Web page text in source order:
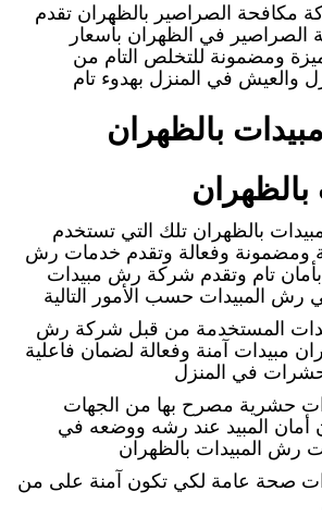
مكافحة الصراصير بالظهران تقدم
في الظهران بأسعار
ومضمونة للتخلص التام من
والعيش في المنزل بهدوء تام
بالظهران
بالظهران تلك التي تستخدم
ومضمونة وفعالة وتقدم خدمات رش
بأمان تام وتقدم شركة رش مبيدات
رش المبيدات حسب الأمور التالية
المستخدمة من قبل شركة رش
مبيدات آمنة وفعالة لضمان فاعلية
في المنزل
حشرية مصرح بها من الجهات
أمان المبيد عند رشه ووضعه في
رش المبيدات بالظهران
صحة عامة لكي تكون آمنة على من